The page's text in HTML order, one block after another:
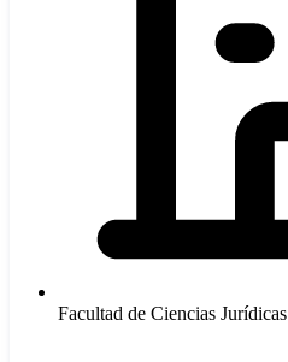
Facultad de Ciencias Jurídicas